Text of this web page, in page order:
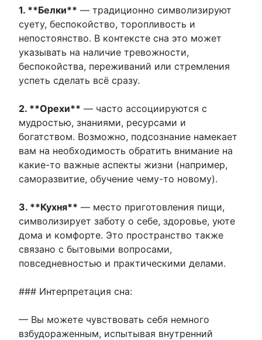
1. **Белки** — традиционно символизируют
суету, беспокойство, торопливость и
непостоянство. В контексте сна это может
указывать на наличие тревожности,
беспокойства, переживаний или стремления
успеть сделать всё сразу.
2. **Орехи** — часто ассоциируются с
мудростью, знаниями, ресурсами и
богатством. Возможно, подсознание намекает
вам на необходимость обратить внимание на
какие-то важные аспекты жизни (например,
саморазвитие, обучение чему-то новому).
3. **Кухня** — место приготовления пищи,
символизирует заботу о себе, здоровье, уюте
дома и комфорте. Это пространство также
связано с бытовыми вопросами,
повседневностью и практическими делами.
### Интерпретация сна:
— Вы можете чувствовать себя немного
взбудораженным, испытывая внутренний